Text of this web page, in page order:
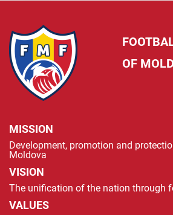
OF
MISSION
Development, promotion and
Moldova
VISION
The unification of the nation through
VALUES